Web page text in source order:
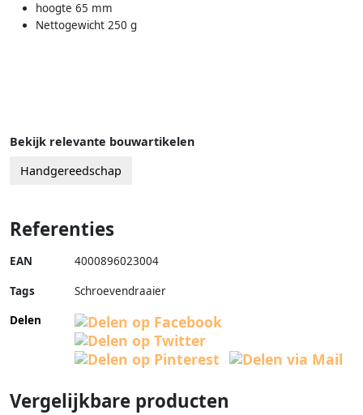
hoogte 65 mm
Nettogewicht 250 g
Bekijk relevante bouwartikelen
Handgereedschap
Referenties
EAN 4000896023004
Tags
Schroevendraaier
Delen
Vergelijkbare producten